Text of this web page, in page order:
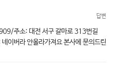
답변
주소: 대전 서구 갈마로 313번길
이버라 안올라가져요 본사에 문의드린